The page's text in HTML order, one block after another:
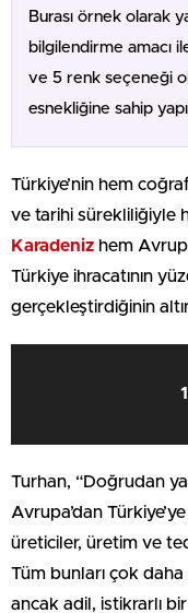
Burası örnek olarak
bilgilendirme amacı
ve 5 renk seçeneği
esnekliğine sahip
Türkiye’nin hem
ve tarihi sürekliliğiyle
Karadeniz hem
Türkiye ihracatının
gerçekleştirdiğinin
Turhan, “Doğrudan
Avrupa’dan
üreticiler, üretim ve
Tüm bunları çok
ancak adil, istikrarlı